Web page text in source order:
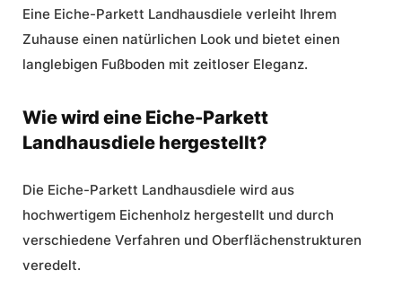
Eine Eiche-Parkett Landhausdiele verleiht Ihrem
Zuhause einen natürlichen Look und bietet einen
langlebigen Fußboden mit zeitloser Eleganz.
Wie wird eine Eiche-Parkett
Landhausdiele hergestellt?
Die Eiche-Parkett Landhausdiele wird aus
hochwertigem Eichenholz hergestellt und durch
verschiedene Verfahren und Oberflächenstrukturen
veredelt.